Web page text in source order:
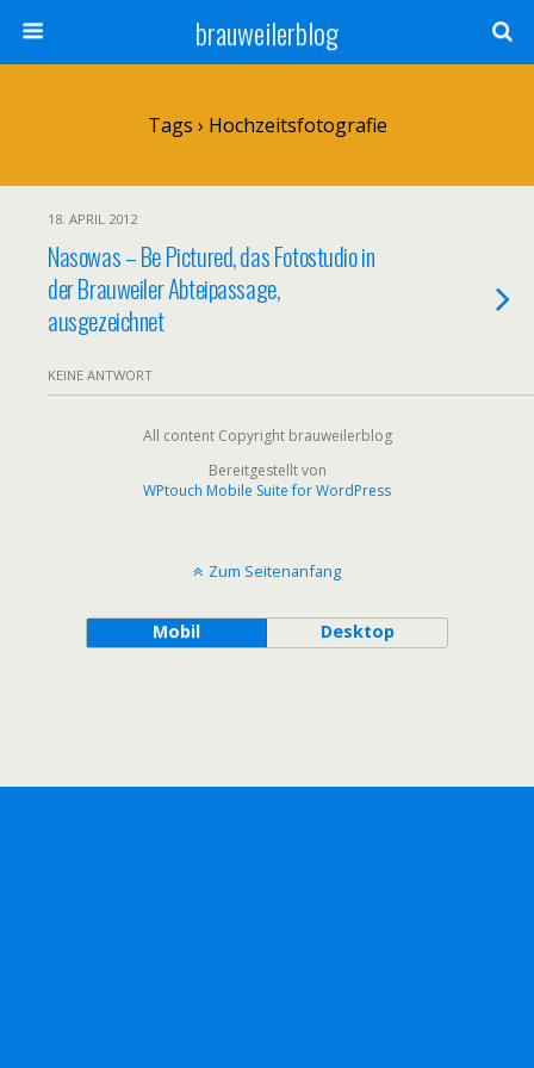
brauweilerblog
Tags › Hochzeitsfotografie
18. APRIL 2012
Nasowas – Be Pictured, das Fotostudio in
der Brauweiler Abteipassage,
ausgezeichnet
KEINE ANTWORT
All content Copyright brauweilerblog
Bereitgestellt von
WPtouch Mobile Suite for WordPress
Zum Seitenanfang
Mobil Desktop